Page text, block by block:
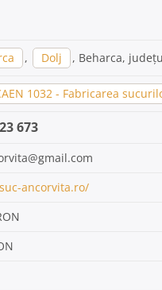
, Dolj , Beharca,
1032 - Fabricarea
673
ancorvita.ro/